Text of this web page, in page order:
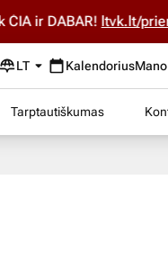
ir DABAR!ltvk.lt/
LT Kalendorius
Tarptautiškumas